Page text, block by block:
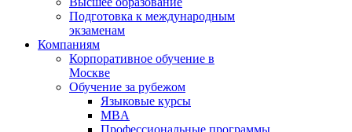
Подготовка к международным
экзаменам
Компаниям
Корпоративное обучение в
Москве
Обучение за рубежом
Языковые курсы
MBA
Профессиональные программы